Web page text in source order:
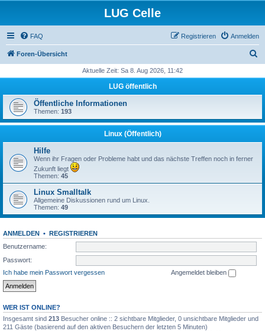
LUG Celle
FAQ Anmelden
Registrieren
Foren-Übersicht
h
Aktuelle Zeit: Sa 8. Aug 2026, 11:42
LUG öffentlich
Öffentliche Informationen
Themen: 193
Linux (Öffentlich)
Hilfe
Wenn ihr Fragen oder Probleme habt und das nächste Treffen noch in ferner
Zukunft liegt
Themen: 45
Linux Smalltalk
Allgemeine Diskussionen rund um Linux.
Themen: 49
ANMELDEN • REGISTRIEREN
Benutzername:
Passwort:
Ich habe mein Passwort vergessen
Angemeldet bleiben
WER IST ONLINE?
Insgesamt sind 213 Besucher online :: 2 sichtbare Mitglieder, 0 unsichtbare Mitglieder und
211 Gäste (basierend auf den aktiven Besuchern der letzten 5 Minuten)